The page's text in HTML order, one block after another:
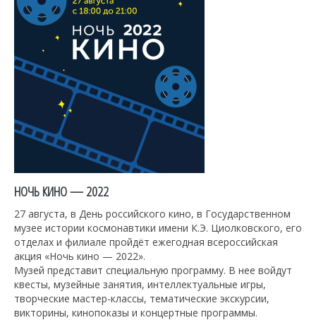
НОЧЬ КИНО — 2022
27 августа, в День российского кино, в Государственном
музее истории космонавтики имени К.Э. Циолковского, его
отделах и филиале пройдёт ежегодная всероссийская
акция «Ночь кино — 2022».
Музей представит специальную программу. В нее войдут
квесты, музейные занятия, интеллектуальные игры,
творческие мастер-классы, тематические экскурсии,
викторины, кинопоказы и концертные программы.